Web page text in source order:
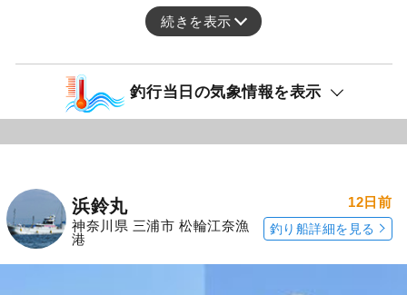
続きを表示
釣行当日の気象情報を表示
浜鈴丸
神奈川県 三浦市 松輪江奈漁
港
12日前
釣り船詳細を見る